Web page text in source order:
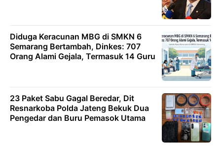
Diduga Keracunan MBG di SMKN 6
Semarang Bertambah, Dinkes: 707
Orang Alami Gejala, Termasuk 14 Guru
23 Paket Sabu Gagal Beredar, Dit
Resnarkoba Polda Jateng Bekuk Dua
Pengedar dan Buru Pemasok Utama